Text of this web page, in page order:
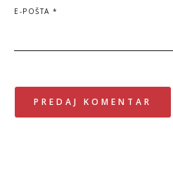
E-POŠTA *